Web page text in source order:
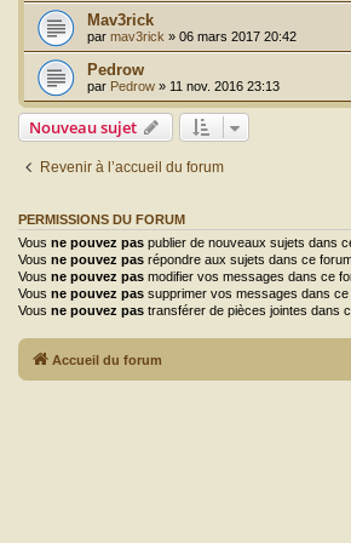
Mav3rick
par mav3rick » 06 mars 2017 20:42
Pedrow
par Pedrow » 11 nov. 2016 23:13
Nouveau sujet
Revenir à l’accueil du forum
PERMISSIONS DU FORUM
Vous ne pouvez pas publier de nouveaux sujets dans
Vous ne pouvez pas répondre aux sujets dans ce
Vous ne pouvez pas modifier vos messages dans ce
Vous ne pouvez pas supprimer vos messages dans ce
Vous ne pouvez pas transférer de pièces jointes dans
Accueil du forum